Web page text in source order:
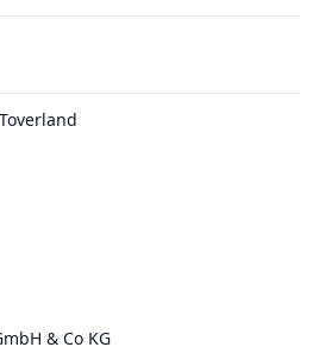
& Co KG